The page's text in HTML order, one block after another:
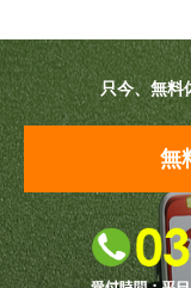
採用情報
会員様ログイン
只今、無料
無